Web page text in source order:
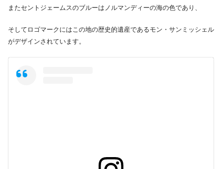
またセントジェームスのブルーはノルマンディーの海の色であり、
そしてロゴマークにはこの地の歴史的遺産であるモン・サンミッシェル
がデザインされています。